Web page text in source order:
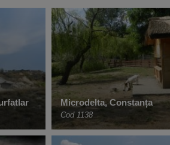
Microdelta, Constanța
Cod 1138